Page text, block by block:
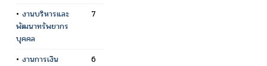
• งานบริหารและ
พัฒนาทรัพยากร
บุคคล
7
• งานการเงิน
6